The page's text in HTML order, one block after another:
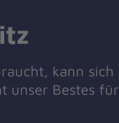
kann sich
unser Bestes für